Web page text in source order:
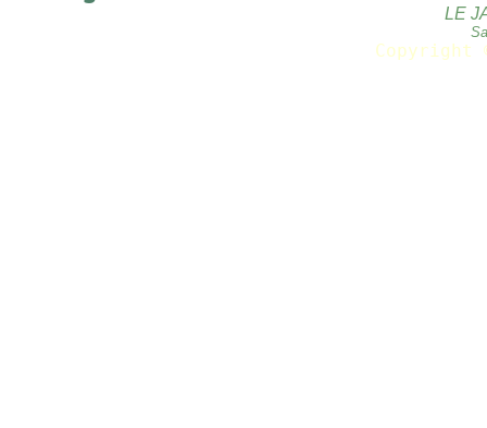
LE
Copyright